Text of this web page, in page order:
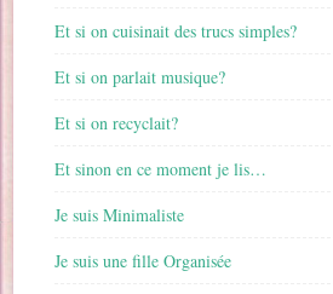
Et si on cuisinait des trucs simples?
Et si on parlait musique?
Et si on recyclait?
Et sinon en ce moment je lis…
Je suis Minimaliste
Je suis une fille Organisée